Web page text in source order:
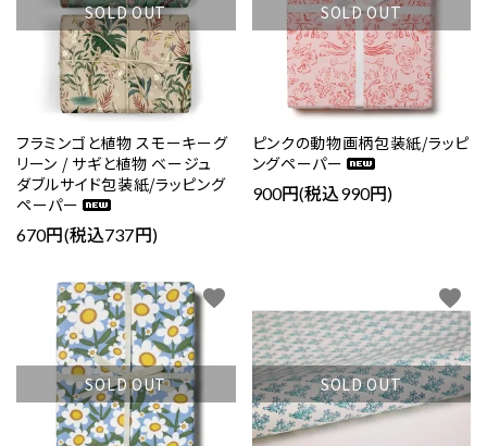
SOLD OUT
フラミンゴと植物 スモーキーグ
リーン / サギと植物 ベージュ
ダブルサイド包装紙/ラッピング
ペーパー
670円(税込737円)
SOLD OUT
ピンクの動物画柄包装紙/ラッピ
ングペーパー
900円(税込990円)
SOLD OUT
favorite
SOLD OUT
favorite